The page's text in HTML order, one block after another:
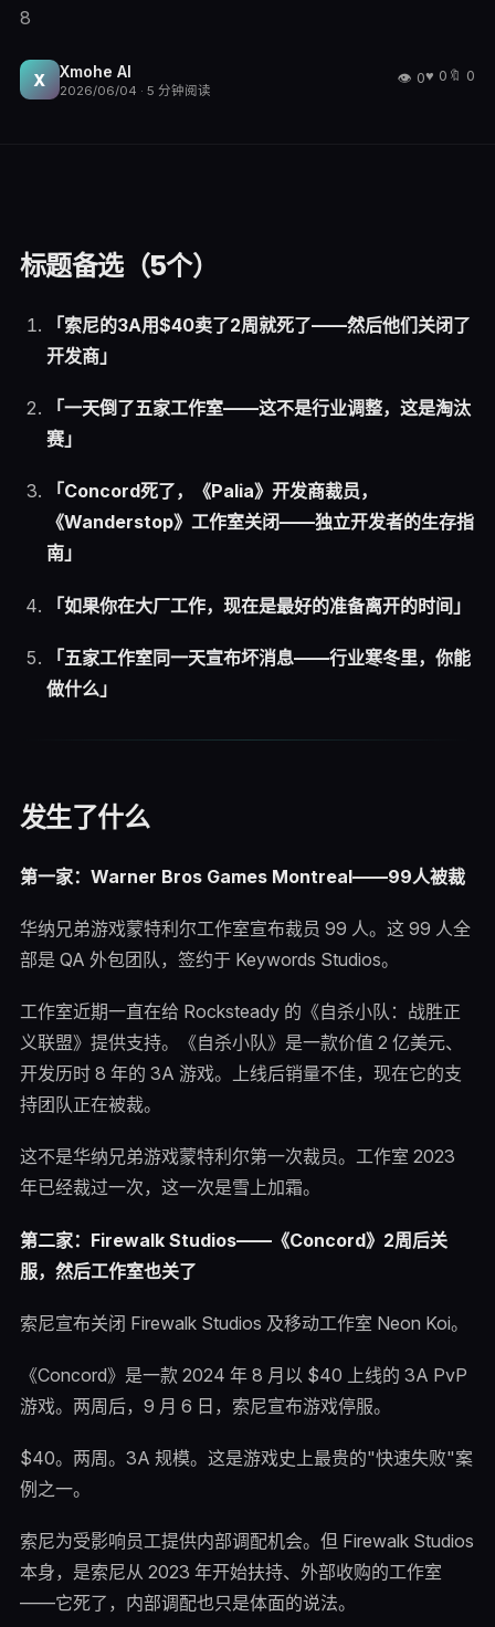
8
X Xmohe AI
2026/06/04 · 5 分钟阅读
👁 0♥ 0 🔖 0
标题备选（5个）
「索尼的3A用$40卖了2周就死了——然后他们关闭了
开发商」
「一天倒了五家工作室——这不是行业调整，这是淘汰
赛」
「Concord死了，《Palia》开发商裁员，
《Wanderstop》工作室关闭——独立开发者的生存指
南」
「如果你在大厂工作，现在是最好的准备离开的时间」
「五家工作室同一天宣布坏消息——行业寒冬里，你能
做什么」
发生了什么
第一家：Warner Bros Games Montreal——99人被裁
华纳兄弟游戏蒙特利尔工作室宣布裁员 99 人。这 99 人全
部是 QA 外包团队，签约于 Keywords Studios。
工作室近期一直在给 Rocksteady 的《自杀小队：战胜正
义联盟》提供支持。《自杀小队》是一款价值 2 亿美元、
开发历时 8 年的 3A 游戏。上线后销量不佳，现在它的支
持团队正在被裁。
这不是华纳兄弟游戏蒙特利尔第一次裁员。工作室 2023
年已经裁过一次，这一次是雪上加霜。
第二家：Firewalk Studios——《Concord》2周后关
服，然后工作室也关了
索尼宣布关闭 Firewalk Studios 及移动工作室 Neon Koi。
《Concord》是一款 2024 年 8 月以 $40 上线的 3A PvP
游戏。两周后，9 月 6 日，索尼宣布游戏停服。
$40。两周。3A 规模。这是游戏史上最贵的"快速失败"案
例之一。
索尼为受影响员工提供内部调配机会。但 Firewalk Studios
本身，是索尼从 2023 年开始扶持、外部收购的工作室
——它死了，内部调配也只是体面的说法。